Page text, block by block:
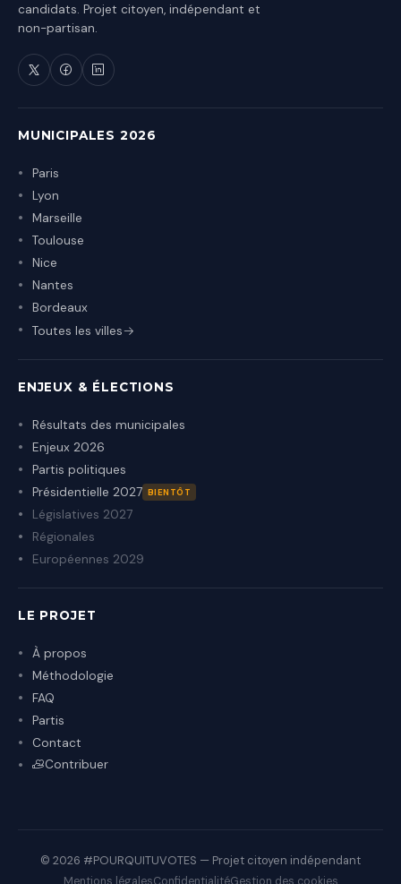
candidats. Projet citoyen, indépendant et
non-partisan.
MUNICIPALES 2026
Paris
Lyon
Marseille
Toulouse
Nice
Nantes
Bordeaux
Toutes les villes
ENJEUX & ÉLECTIONS
Résultats des municipales
Enjeux 2026
Partis politiques
Présidentielle 2027 BIENTÔT
Législatives 2027
Régionales
Européennes 2029
LE PROJET
À propos
Méthodologie
FAQ
Partis
Contact
Contribuer
© 2026 #POURQUITUVOTES — Projet citoyen indépendant